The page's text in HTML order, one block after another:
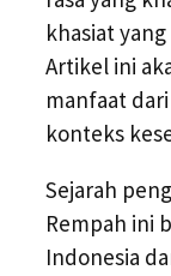
khasiat
Artikel ini
manfaat
konteks
Sejarah
Rempah ini
Indonesia